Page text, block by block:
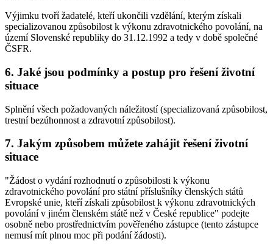
Výjimku tvoří žadatelé, kteří ukončili vzdělání, kterým získali
specializovanou způsobilost k výkonu zdravotnického povolání, na
území Slovenské republiky do 31.12.1992 a tedy v době společné
ČSFR.
6. Jaké jsou podmínky a postup pro řešení životní
situace
Splnění všech požadovaných náležitostí (specializovaná způsobilost,
trestní bezúhonnost a zdravotní způsobilost).
7. Jakým způsobem můžete zahájit řešení životní
situace
"Žádost o vydání rozhodnutí o způsobilosti k výkonu
zdravotnického povolání pro státní příslušníky členských států
Evropské unie, kteří získali způsobilost k výkonu zdravotnických
povolání v jiném členském státě než v České republice" podejte
osobně nebo prostřednictvím pověřeného zástupce (tento zástupce
nemusí mít plnou moc při podání žádosti).